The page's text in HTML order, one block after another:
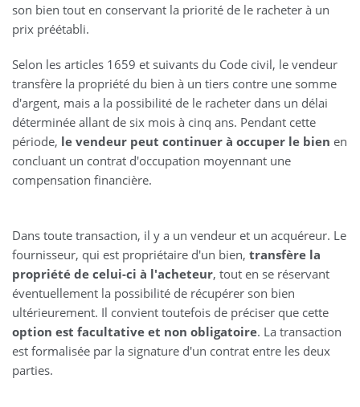
son bien tout en conservant la priorité de le racheter à un
prix préétabli.
Selon les articles 1659 et suivants du Code civil, le vendeur
transfère la propriété du bien à un tiers contre une somme
d'argent, mais a la possibilité de le racheter dans un délai
déterminée allant de six mois à cinq ans. Pendant cette
période, le vendeur peut continuer à occuper le bien en
concluant un contrat d'occupation moyennant une
compensation financière.
Dans toute transaction, il y a un vendeur et un acquéreur. Le
fournisseur, qui est propriétaire d'un bien, transfère la
propriété de celui-ci à l'acheteur, tout en se réservant
éventuellement la possibilité de récupérer son bien
ultérieurement. Il convient toutefois de préciser que cette
option est facultative et non obligatoire. La transaction
est formalisée par la signature d'un contrat entre les deux
parties.